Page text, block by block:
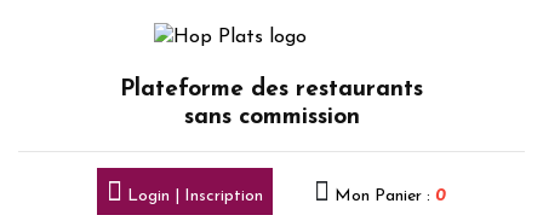
Plateforme des restaurants
sans commission
Login | Inscription Mon Panier : 0